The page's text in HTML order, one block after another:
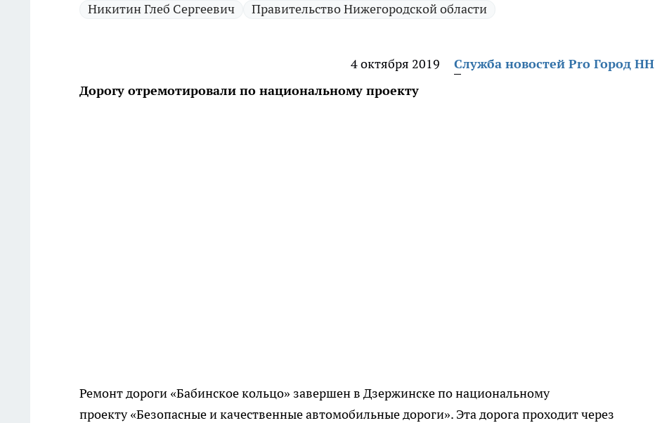
Никитин Глеб Сергеевич Правительство Нижегородской области
4 октября 2019
Служба новостей Pro Город НН
Дорогу отремотировали по национальному проекту
Ремонт дороги «Бабинское кольцо» завершен в Дзержинске по национальному
проекту «Безопасные и качественные автомобильные дороги». Эта дорога проходит через